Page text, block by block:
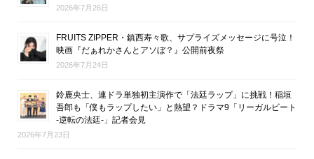
2026年7月26日
FRUITS ZIPPER・鎮西寿々歌、サプライズメッセージに号泣！
映画『だぁれかさんとアソぼ？』公開前夜祭
2026年7月24日
鈴鹿央士、連ドラ単独初主演作で「法廷ラップ」に挑戦！稲垣
吾郎も「僕もラップしたい」と熱望？ドラマ9「リーガルビート
-逆転の法廷-」記者会見
2026年7月23日